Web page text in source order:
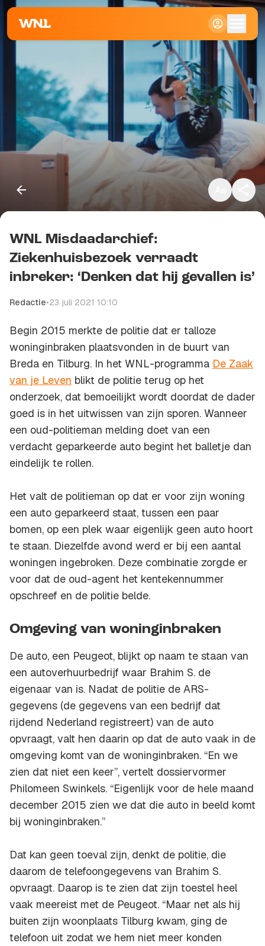
Standaard
Groot
WNL Misdaadarchief:
Ziekenhuisbezoek verraadt
inbreker: ‘Denken dat hij gevallen is’
Redactie•23 juli 2021 10:10
Begin 2015 merkte de politie dat er talloze
woninginbraken plaatsvonden in de buurt van
Breda en Tilburg. In het WNL-programma De Zaak
van je Leven blikt de politie terug op het
onderzoek, dat bemoeilijkt wordt doordat de dader
goed is in het uitwissen van zijn sporen. Wanneer
een oud-politieman melding doet van een
verdacht geparkeerde auto begint het balletje dan
eindelijk te rollen.
Het valt de politieman op dat er voor zijn woning
een auto geparkeerd staat, tussen een paar
bomen, op een plek waar eigenlijk geen auto hoort
te staan. Diezelfde avond werd er bij een aantal
woningen ingebroken. Deze combinatie zorgde er
voor dat de oud-agent het kentekennummer
opschreef en de politie belde.
Omgeving van woninginbraken
De auto, een Peugeot, blijkt op naam te staan van
een autoverhuurbedrijf waar Brahim S. de
eigenaar van is. Nadat de politie de ARS-
gegevens (de gegevens van een bedrijf dat
rijdend Nederland registreert) van de auto
opvraagt, valt hen daarin op dat de auto vaak in de
omgeving komt van de woninginbraken. “En we
zien dat niet een keer”, vertelt dossiervormer
Philomeen Swinkels. “Eigenlijk voor de hele maand
december 2015 zien we dat die auto in beeld komt
bij woninginbraken.”
Dat kan geen toeval zijn, denkt de politie, die
daarom de telefoongegevens van Brahim S.
opvraagt. Daarop is te zien dat zijn toestel heel
vaak meereist met de Peugeot. “Maar net als hij
buiten zijn woonplaats Tilburg kwam, ging de
telefoon uit zodat we hem niet meer konden